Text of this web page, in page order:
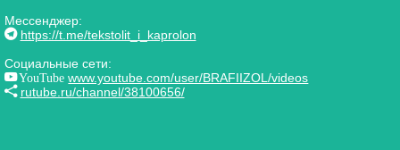
Мессенджер:
https://t.me/tekstolit_i_kaprolon
Социальные сети:
YouTube www.youtube.com/user/BRAFIIZOL/videos
rutube.ru/channel/38100656/